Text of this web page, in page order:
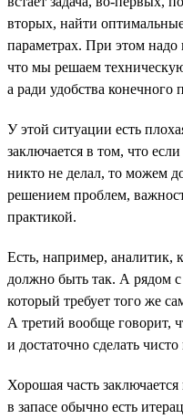
вторых, найти
параметрах. При этом надо
что мы решаем
а ради удобства конечного
У этой ситуации есть
заключается в том, что
никто не делал, то можем
решением проблем,
практикой.
Есть, например, аналитик,
должно быть так. А рядом
который требует того же
А третий вообще говорит,
и достаточно сделать
Хорошая часть
в запасе обычно есть